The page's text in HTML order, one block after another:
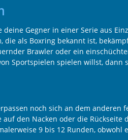
Gegner in einer Serie aus
als Boxring bekannt ist,
Brawler oder ein
Sportspielen spielen willst, dann
noch sich an dem
den Nacken oder die Rückseite
9 bis 12 Runden, obwohl